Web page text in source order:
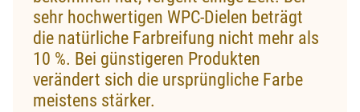
sehr hochwertigen WPC-Dielen beträgt
die natürliche Farbreifung nicht mehr als
10 %. Bei günstigeren Produkten
verändert sich die ursprüngliche Farbe
meistens stärker.